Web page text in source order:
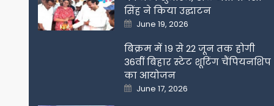
सिंह ने किया उद्घाटन
Posted
on
June 19, 2026
बिक्रम में 19 से 22 जून तक होगी
36वीं बिहार स्टेट शूटिंग चैंपियनशिप
का आयोजन
Posted
on
June 17, 2026